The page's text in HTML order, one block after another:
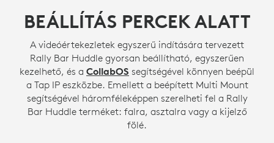
BEÁLLÍTÁS PERCEK ALATT
A videóértekezletek egyszerű indítására tervezett
Rally Bar Huddle gyorsan beállítható, egyszerűen
kezelhető, és a CollabOS segítségével könnyen beépül
a Tap IP eszközbe. Emellett a beépített Multi Mount
segítségével háromféleképpen szerelheti fel a Rally
Bar Huddle terméket: falra, asztalra vagy a kijelző
fölé.